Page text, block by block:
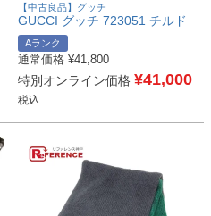
【中古良品】グッチ
GUCCI グッチ 723051 チルド
レンズ GG ロゴ バケットバッ
グ ミニボストンバッグ カバン
ハンドバッグ ラバー レディー
ス ピンク 【中古】
Aランク
通常価格 ¥41,800
特別オンライン価格 ¥41,000
税込